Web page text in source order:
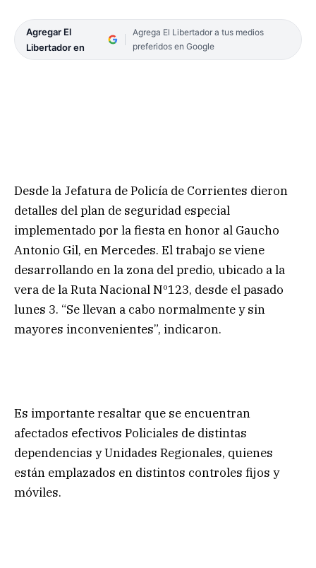
Agregar El
Libertador en
Agrega El Libertador a tus medios
preferidos en Google
Desde la Jefatura de Policía de Corrientes dieron
detalles del plan de seguridad especial
implementado por la fiesta en honor al Gaucho
Antonio Gil, en Mercedes. El trabajo se viene
desarrollando en la zona del predio, ubicado a la
vera de la Ruta Nacional Nº123, desde el pasado
lunes 3. “Se llevan a cabo normalmente y sin
mayores inconvenientes”, indicaron.
Es importante resaltar que se encuentran
afectados efectivos Policiales de distintas
dependencias y Unidades Regionales, quienes
están emplazados en distintos controles fijos y
móviles.